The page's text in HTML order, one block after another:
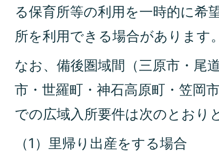
る保育所等の利用を一時的に希
所を利用できる場合があります
なお、備後圏域間（三原市・尾
市・世羅町・神石高原町・笠岡
での広域入所要件は次のとおり
（1）里帰り出産をする場合